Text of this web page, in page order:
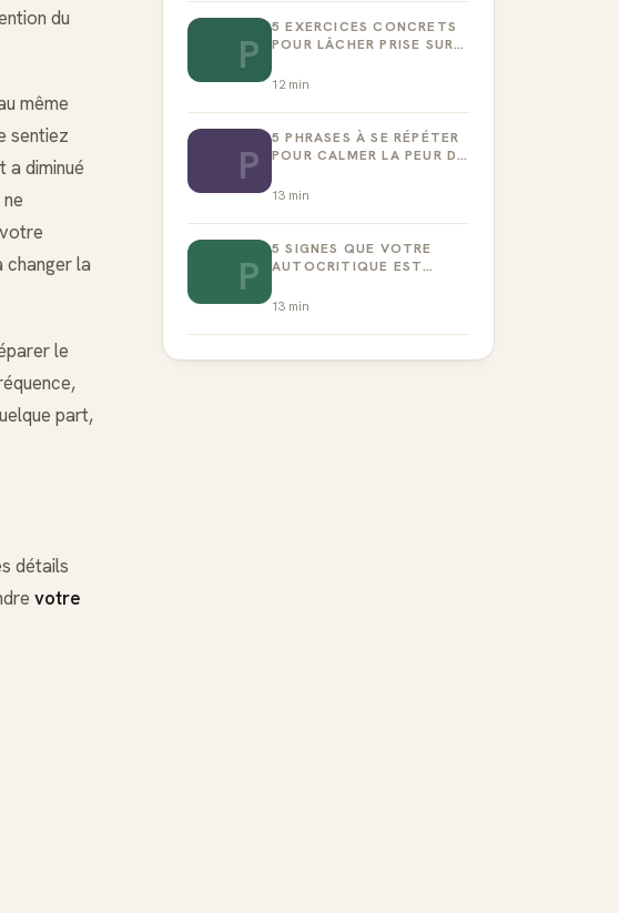
du
même
sentiez
a diminué
changer la
le
part,
détails
votre
P
5 EXERCICES CONCRETS
POUR LÂCHER PRISE SUR
12min
P
5 PHRASES À SE RÉPÉTER
POUR CALMER LA PEUR DE
13 min
P
5 SIGNES QUE VOTRE
AUTOCRITIQUE EST
13 min